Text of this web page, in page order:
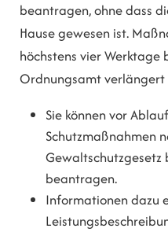
beantragen, ohne dass
Hause gewesen ist.
höchstens vier Werktage
Ordnungsamt verlängert
Sie können vor
Schutzmaßnahmen
Gewaltschutzgesetz
beantragen.
Informationen dazu